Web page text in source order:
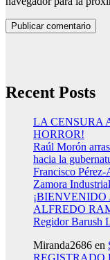
Recent Posts
LA CENSURA
HORROR!
Raúl Morón
hacia la
Francisco
Zamora
¡BIENVENIDO
ALFREDO
Regidor Barush
Miranda2686 en
REGISTRADO